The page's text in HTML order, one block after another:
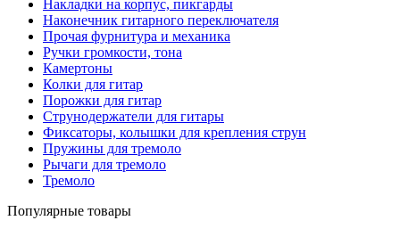
Накладки на корпус, пикгарды
Наконечник гитарного переключателя
Прочая фурнитура и механика
Ручки громкости, тона
Камертоны
Колки для гитар
Порожки для гитар
Струнодержатели для гитары
Фиксаторы, колышки для крепления струн
Пружины для тремоло
Рычаги для тремоло
Тремоло
Популярные товары